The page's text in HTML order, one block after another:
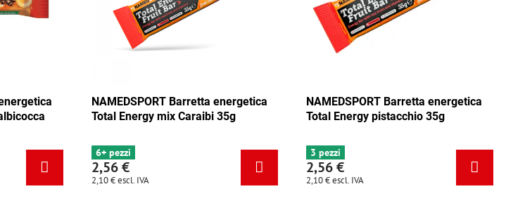
NAMEDSPORT Barretta energetica
Total Energy cioccolato-albicocca
4 pezzi
2,56 €
escl. IVA
NAMEDSPORT Barretta energetica
Total Energy mix Caraibi 35g
6+ pezzi
2,56 €
escl. IVA
3 pezzi
2,56 €